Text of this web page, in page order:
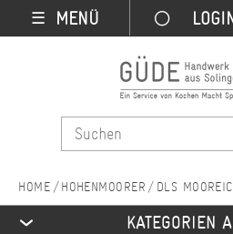
☰ MENÜ
HOHENMOORER DLS
KATEGORIEN